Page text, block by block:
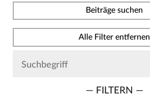
Beiträge suchen
Alle Filter entfernen
— FILTERN —